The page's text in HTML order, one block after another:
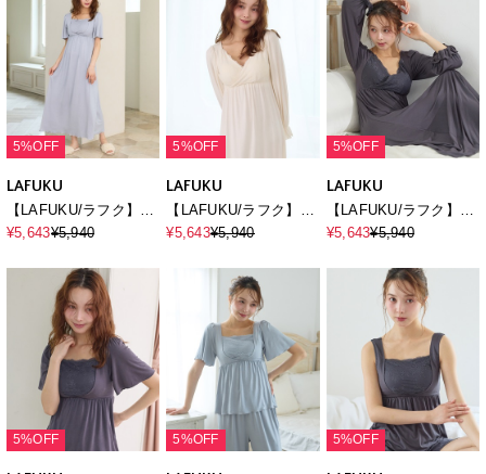
5%OFF
LAFUKU
【LAFUKU/ラフク】ナ
イトブラ付きルームウ
ジェ
¥5,643¥5,940
5%OFF
LAFUKU
【LAFUKU/ラフク】カ
シュクールナイトブラ
ピース/ネグリジェ
¥5,643¥5,940
5%OFF
LAFUKU
【LAFUKU/ラフク】カ
シュクールナイトブラ
ピース/ネグリジェ
¥5,643¥5,940
5%OFF 5%OFF 5%OFF